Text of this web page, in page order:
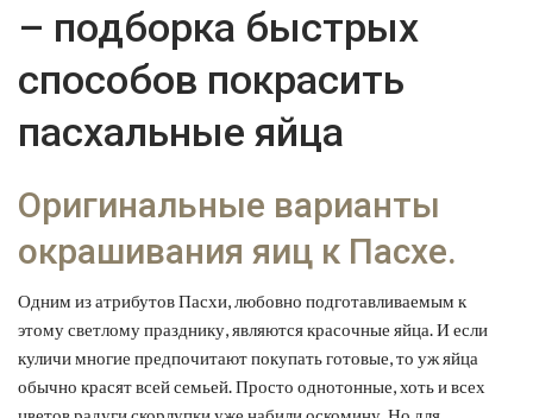
– подборка быстрых
способов покрасить
пасхальные яйца
Оригинальные варианты
окрашивания яиц к Пасхе.
Одним из атрибутов Пасхи, любовно подготавливаемым к
этому светлому празднику, являются красочные яйца. И если
куличи многие предпочитают покупать готовые, то уж яйца
обычно красят всей семьей. Просто однотонные, хоть и всех